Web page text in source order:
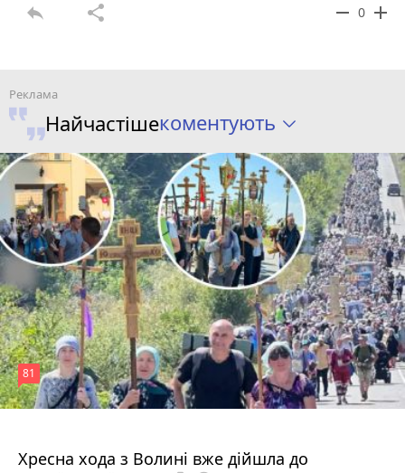
reply share remove 0 add
Найчастішекоментують
Хресна хода з Волині вже дійшла до
81